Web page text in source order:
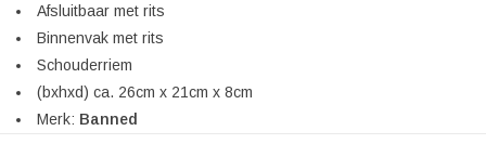
Afsluitbaar met rits
Binnenvak met rits
Schouderriem
(bxhxd) ca. 26cm x 21cm x 8cm
Merk: Banned